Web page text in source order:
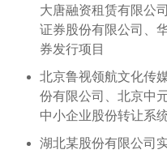
大唐融资租赁有限公
证券股份有限公司、
券发行项目
北京鲁视领航文化传
份有限公司、北京中
中小企业股份转让系
湖北某股份有限公司